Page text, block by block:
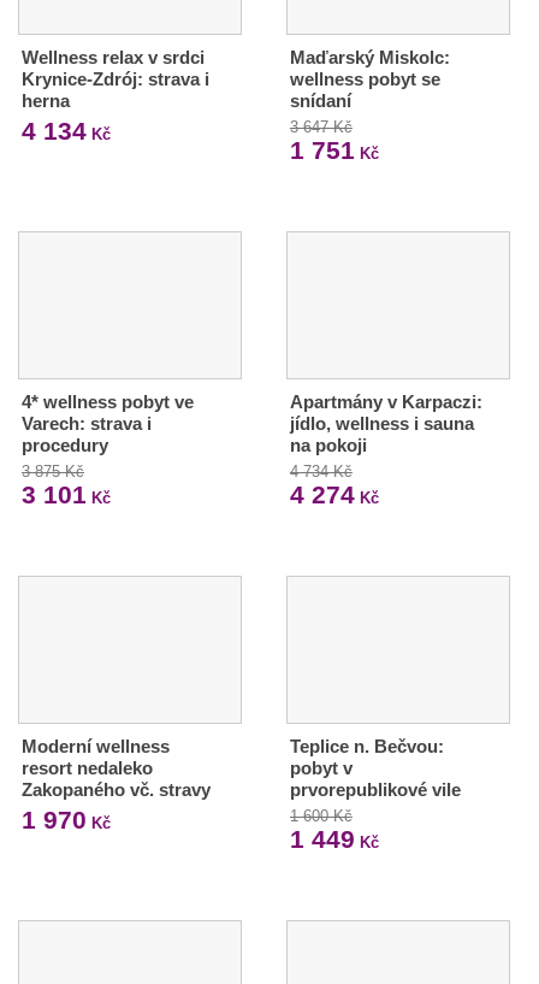
Wellness relax v srdci
Krynice-Zdrój: strava i
herna
4 134 Kč
Maďarský Miskolc:
wellness pobyt se
snídaní
3 647 Kč
1 751 Kč
4* wellness pobyt ve
Varech: strava i
procedury
3 875 Kč
3 101 Kč
Apartmány v Karpaczi:
jídlo, wellness i sauna
na pokoji
4 734 Kč
4 274Kč
Moderní wellness
resort nedaleko
Zakopaného vč. stravy
1 970 Kč
Teplice n. Bečvou:
pobyt v
prvorepublikové vile
1 600 Kč
1 449 Kč